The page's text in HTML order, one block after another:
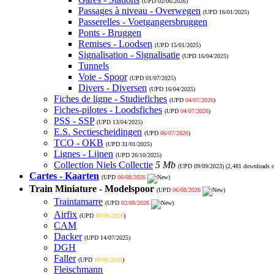
Passages à niveau - Overwegen (UPD 16/01/2025)
Passerelles - Voetgangersbruggen
Ponts - Bruggen
Remises - Loodsen (UPD 15/01/2025)
Signalisation - Signalisatie (UPD 16/04/2025)
Tunnels
Voie - Spoor (UPD 01/07/2025)
Divers - Diversen (UPD 16/04/2025)
Fiches de ligne - Studiefiches (UPD 04/07/2026)
Fiches-pilotes - Loodsfiches (UPD 04/07/2026)
PSS - SSP (UPD 13/04/2025)
E.S. Sectiescheidingen (UPD 06/07/2026)
TCO - OKB (UPD 31/01/2025)
Lignes - Lijnen (UPD 26/10/2025)
Collection Niels Collectie 5 Mb (UPD 09/09/2023) (2,481 downloads
Cartes - Kaarten (UPD 06/08/2026 )
Train Miniature - Modelspoor (UPD 06/08/2026 )
Traintamarre (UPD 02/08/2026 )
Airfix (UPD 18/06/2026)
CAM
Dacker (UPD 14/07/2025)
DGH
Faller (UPD 18/06/2026)
Fleischmann